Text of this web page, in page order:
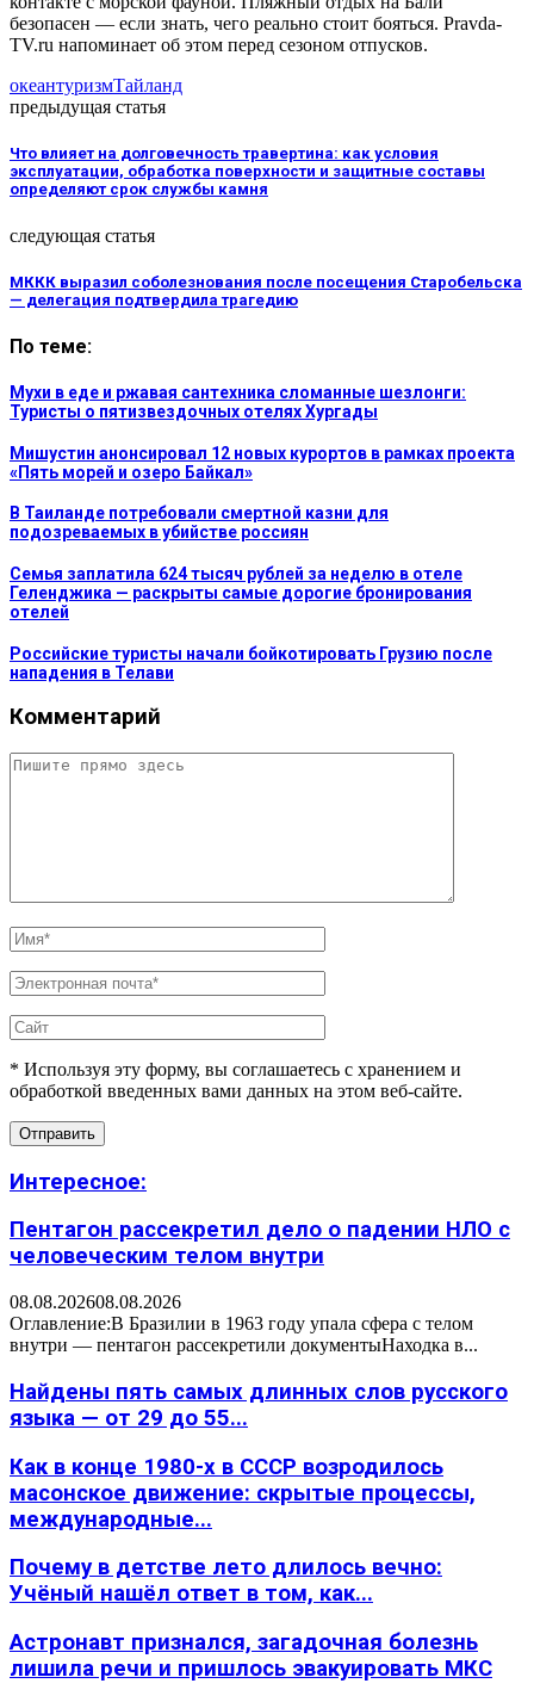
безопасен — если знать, чего реально стоит бояться. Pravda-
TV.ru напоминает об этом перед сезоном отпусков.
океантуризмТайланд
предыдущая статья
Что влияет на долговечность травертина: как условия
эксплуатации, обработка поверхности и защитные составы
определяют срок службы камня
следующая статья
МККК выразил соболезнования после посещения Старобельска
— делегация подтвердила трагедию
По теме:
Мухи в еде и ржавая сантехника сломанные шезлонги:
Туристы о пятизвездочных отелях Хургады
Мишустин анонсировал 12 новых курортов в рамках проекта
«Пять морей и озеро Байкал»
В Таиланде потребовали смертной казни для
подозреваемых в убийстве россиян
Семья заплатила 624 тысяч рублей за неделю в отеле
Геленджика — раскрыты самые дорогие бронирования
отелей
Российские туристы начали бойкотировать Грузию после
нападения в Телави
Комментарий
* Используя эту форму, вы соглашаетесь с хранением и
обработкой введенных вами данных на этом веб-сайте.
Интересное:
Пентагон рассекретил дело о падении НЛО с
человеческим телом внутри
08.08.202608.08.2026
Оглавление:В Бразилии в 1963 году упала сфера с телом
внутри — пентагон рассекретили документыНаходка в...
Найдены пять самых длинных слов русского
языка — от 29 до 55...
Как в конце 1980-х в СССР возродилось
масонское движение: скрытые процессы,
международные...
Почему в детстве лето длилось вечно:
Учёный нашёл ответ в том, как...
Астронавт признался, загадочная болезнь
лишила речи и пришлось эвакуировать МКС